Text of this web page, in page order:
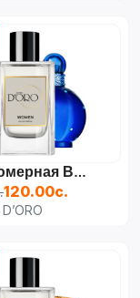
Парфюмерная Вода Для Женщин Britney Spears Midnight Fantasy,
120.00с.